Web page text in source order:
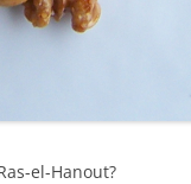
el-Hanout?